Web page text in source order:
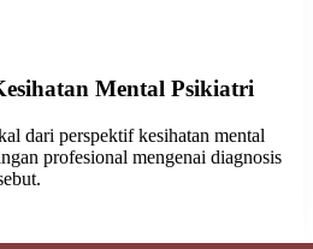
Mental Psikiatri
dari perspektif kesihatan mental
profesional mengenai diagnosis